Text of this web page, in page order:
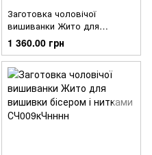
Заготовка чоловічої
вишиванки Жито для
вишивки бісером і нитками
СЧ009лЧнннн
1 360.00 грн